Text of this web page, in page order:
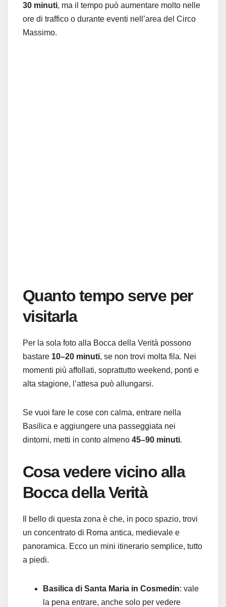
30 minuti, ma il tempo può aumentare molto nelle
ore di traffico o durante eventi nell’area del Circo
Massimo.
Quanto tempo serve per
visitarla
Per la sola foto alla Bocca della Verità possono
bastare 10–20 minuti, se non trovi molta fila. Nei
momenti più affollati, soprattutto weekend, ponti e
alta stagione, l’attesa può allungarsi.
Se vuoi fare le cose con calma, entrare nella
Basilica e aggiungere una passeggiata nei
dintorni, metti in conto almeno 45–90 minuti.
Cosa vedere vicino alla
Bocca della Verità
Il bello di questa zona è che, in poco spazio, trovi
un concentrato di Roma antica, medievale e
panoramica. Ecco un mini itinerario semplice, tutto
a piedi.
Basilica di Santa Maria in Cosmedin: vale
la pena entrare, anche solo per vedere